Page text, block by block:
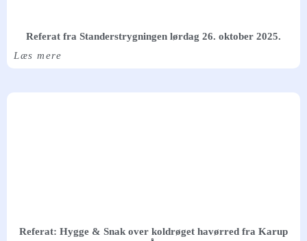
Referat fra Standerstrygningen lørdag 26. oktober 2025.
Læs mere
Referat: Hygge & Snak over koldrøget havørred fra Karup